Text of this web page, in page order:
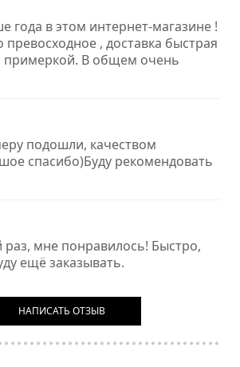
года в этом интернет-магазине !
превосходное , доставка быстрая
примеркой. В общем очень
подошли, качеством
спасибо)Буду рекомендовать
раз, мне понравилось! Быстро,
ещё заказывать.
НАПИСАТЬ ОТЗЫВ